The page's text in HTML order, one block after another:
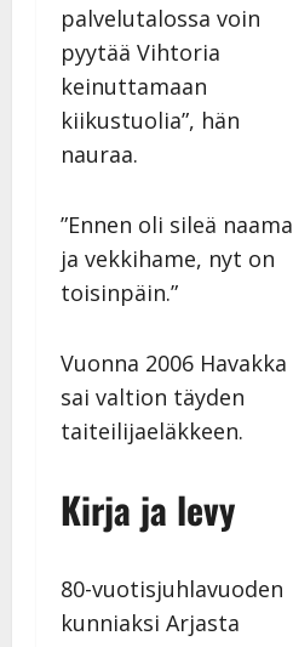
palvelutalossa voin
pyytää Vihtoria
keinuttamaan
kiikustuolia”, hän
nauraa.
”Ennen oli sileä naama
ja vekkihame, nyt on
toisinpäin.”
Vuonna 2006 Havakka
sai valtion täyden
taiteilijaeläkkeen.
Kirja ja levy
80-vuotisjuhlavuoden
kunniaksi Arjasta